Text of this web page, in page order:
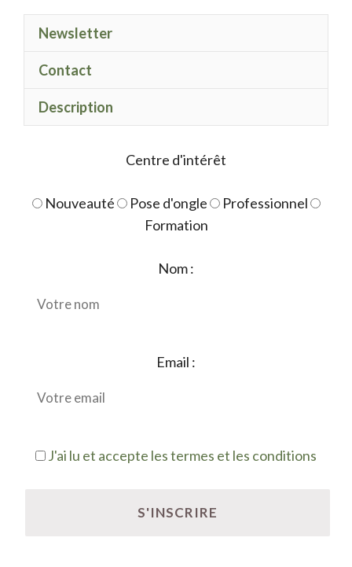
Spark
Newsletter
Contact
Description
Centre d'intérêt
Nouveauté Pose d'ongle
Professionnel
Formation
Nom :
Email :
J'ai lu et accepte les termes et les conditions